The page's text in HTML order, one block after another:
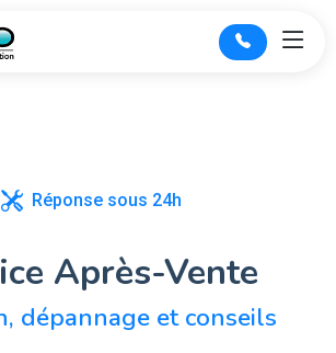
Réponse sous 24h
Après-Vente
dépannage et conseils